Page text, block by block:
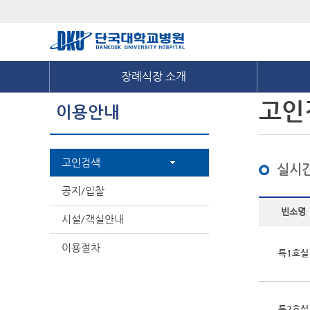
장례식장 소개
이용안내
고인검색
공지/입찰
시설/객실안내
이용절차
고인
실시
빈소명
특1호실